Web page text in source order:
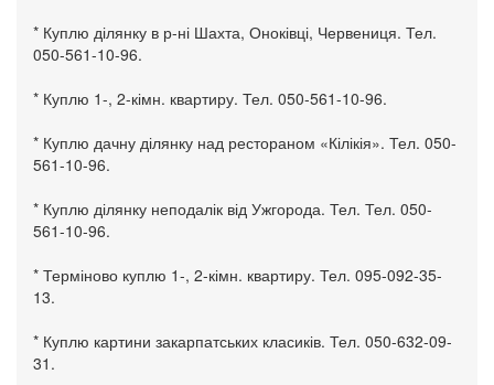
* Куплю ділянку в р-ні Шахта, Оноківці, Червениця. Тел.
050-561-10-96.
* Куплю 1-, 2-кімн. квартиру. Тел. 050-561-10-96.
* Куплю дачну ділянку над рестораном «Кілікія». Тел. 050-
561-10-96.
* Куплю ділянку неподалік від Ужгорода. Тел. Тел. 050-
561-10-96.
* Терміново куплю 1-, 2-кімн. квартиру. Тел. 095-092-35-
13.
* Куплю картини закарпатських класиків. Тел. 050-632-09-
31.